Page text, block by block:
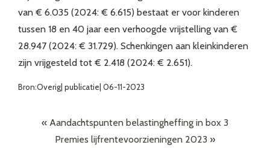
van € 6.035 (2024: € 6.615) bestaat er voor kinderen
tussen 18 en 40 jaar een verhoogde vrijstelling van €
28.947 (2024: € 31.729). Schenkingen aan kleinkinderen
zijn vrijgesteld tot € 2.418 (2024: € 2.651).
Bron:Overig| publicatie| 06-11-2023
« Aandachtspunten belastingheffing in box 3
Premies lijfrentevoorzieningen 2023 »